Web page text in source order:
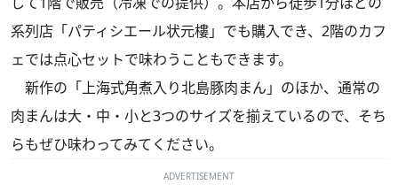
系列店「パティシエール状元樓」でも購入でき、2階のカフ
ェでは点心セットで味わうこともできます。
新作の「上海式角煮入り北島豚肉まん」のほか、通常の
肉まんは大・中・小と3つのサイズを揃えているので、そち
らもぜひ味わってみてください。
ADVERTISEMENT